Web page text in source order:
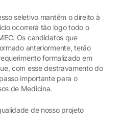
seletivo mantêm o direito à
ocorrerá tão logo todo o
Os candidatos que
anteriormente, terão
formalizado em
com esse destravamento do
importante para o
de Medicina.
de nosso projeto